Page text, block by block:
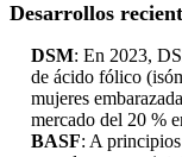
Desarrollos
DSM: En 2023,
de ácido fólico
mujeres
mercado del 20 %
BASF: A